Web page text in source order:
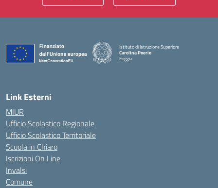
Istituto di Istruzione Superiore
Carolina Poerio
Foggia
— Visita la pagina iniziale della scuola
Link Esterni
MIUR
Ufficio Scolastico Regionale
Ufficio Scolastico Territoriale
Scuola in Chiaro
Iscrizioni On Line
Invalsi
Comune